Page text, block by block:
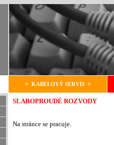
¤ KABELOVÝ SERVIS ¤
SLABOPROUDÉ ROZVODY
Na stránce se pracuje.